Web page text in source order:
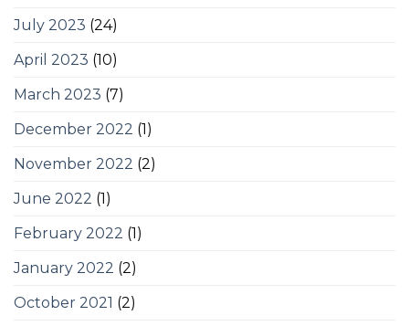
July 2023 (24)
April 2023 (10)
March 2023 (7)
December 2022 (1)
November 2022 (2)
June 2022 (1)
February 2022 (1)
January 2022 (2)
October 2021 (2)